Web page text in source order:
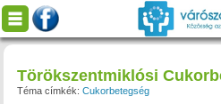
Téma címkék: Cukorbetegség